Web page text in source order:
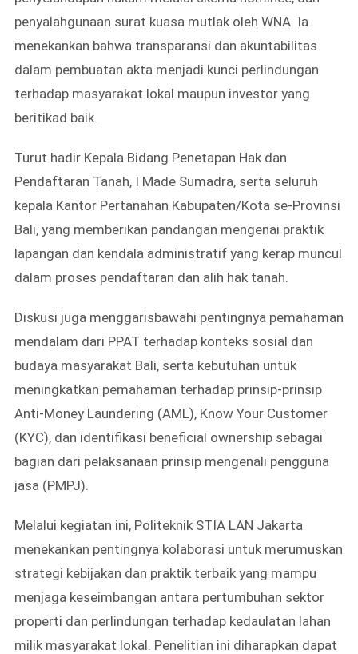
penyalahgunaan surat kuasa mutlak oleh WNA. Ia
menekankan bahwa transparansi dan akuntabilitas
dalam pembuatan akta menjadi kunci perlindungan
terhadap masyarakat lokal maupun investor yang
beritikad baik.
Turut hadir Kepala Bidang Penetapan Hak dan
Pendaftaran Tanah, I Made Sumadra, serta seluruh
kepala Kantor Pertanahan Kabupaten/Kota se-Provinsi
Bali, yang memberikan pandangan mengenai praktik
lapangan dan kendala administratif yang kerap muncul
dalam proses pendaftaran dan alih hak tanah.
Diskusi juga menggarisbawahi pentingnya pemahaman
mendalam dari PPAT terhadap konteks sosial dan
budaya masyarakat Bali, serta kebutuhan untuk
meningkatkan pemahaman terhadap prinsip-prinsip
Anti-Money Laundering (AML), Know Your Customer
(KYC), dan identifikasi beneficial ownership sebagai
bagian dari pelaksanaan prinsip mengenali pengguna
jasa (PMPJ).
Melalui kegiatan ini, Politeknik STIA LAN Jakarta
menekankan pentingnya kolaborasi untuk merumuskan
strategi kebijakan dan praktik terbaik yang mampu
menjaga keseimbangan antara pertumbuhan sektor
properti dan perlindungan terhadap kedaulatan lahan
milik masyarakat lokal. Penelitian ini diharapkan dapat